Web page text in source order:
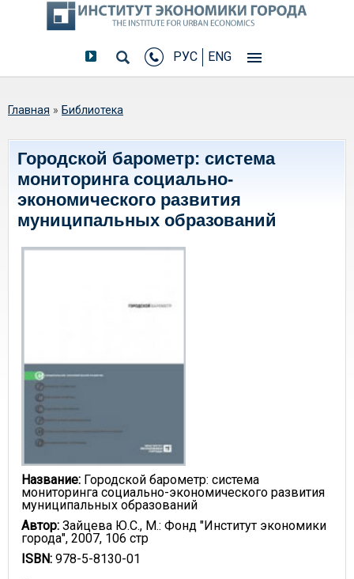
РУС ENG
Вы здесь
Главная » Библиотека
Городской барометр: система
мониторинга социально-
экономического развития
муниципальных образований
Название: Городской барометр: система
мониторинга социально-экономического развития
муниципальных образований
Автор: Зайцева Ю.С., М.: Фонд "Институт экономики
города", 2007, 106 стр
ISBN: 978-5-8130-01